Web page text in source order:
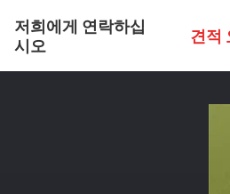
저희에게 연락하십
시오
견적